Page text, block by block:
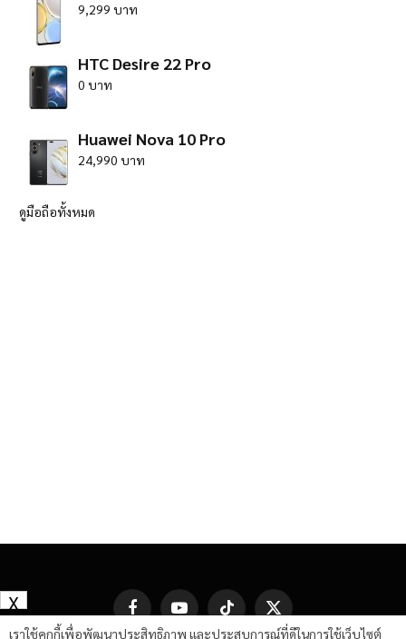
9,299 บาท
HTC Desire 22 Pro
0 บาท
Huawei Nova 10 Pro
24,990 บาท
ดูมือถือทั้งหมด
FacebookYouTube TikTok
X
(Twitter)
เราใช้คุกกี้เพื่อพัฒนาประสิทธิภาพ และประสบการณ์ที่ดีในการใช้เว็บไซต์
X